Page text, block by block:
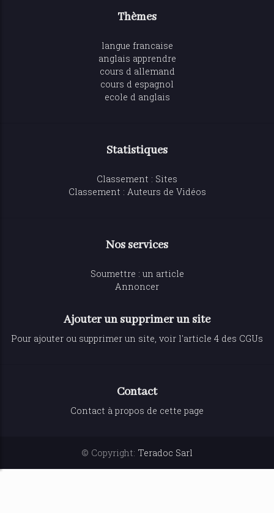
Thèmes
langue francaise
anglais apprendre
cours d allemand
cours d espagnol
ecole d anglais
Statistiques
Classement : Sites
Classement : Auteurs de Vidéos
Nos services
Soumettre : un article
Annoncer
Ajouter un supprimer un site
Pour ajouter ou supprimer un site, voir l'article 4 des CGUs
Contact
Contact à propos de cette page
© Copyright: Teradoc Sarl